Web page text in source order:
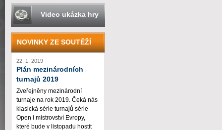
Video ukázka hry
NOVINKY ZE SOUTĚŽÍ
22. 1. 2019
Plán mezinárodních
turnajů 2019
Zveřejněny mezinárodní
turnaje na rok 2019. Čeká nás
klasická série turnajů série
Open i mistrovství Evropy,
které bude v listopadu hostit